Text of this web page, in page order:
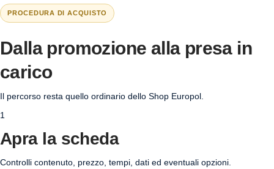
PROCEDURA DI ACQUISTO
Dalla promozione alla presa in
carico
Il percorso resta quello ordinario dello Shop Europol.
1
Apra la scheda
Controlli contenuto, prezzo, tempi, dati ed eventuali opzioni.